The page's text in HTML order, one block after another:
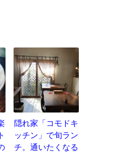
隠れ家「コモドキ
ッチン」で旬ラン
チ。通いたくなる